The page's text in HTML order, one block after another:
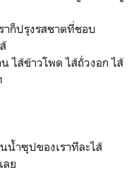
ก็ปรุงรสชาตที่ชอบ
าวโพด ไส้ถั่วงอก ไส้
น้ำซุปของเราทีละไส้
ลย